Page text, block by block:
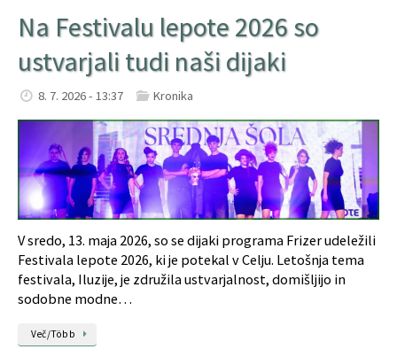
Na Festivalu lepote 2026 so
ustvarjali tudi naši dijaki
8. 7. 2026 - 13:37 Kronika
V sredo, 13. maja 2026, so se dijaki programa Frizer udeležili
Festivala lepote 2026, ki je potekal v Celju. Letošnja tema
festivala, Iluzije, je združila ustvarjalnost, domišljijo in
sodobne modne…
Več/Több